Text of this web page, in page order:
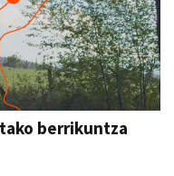
berrikuntza